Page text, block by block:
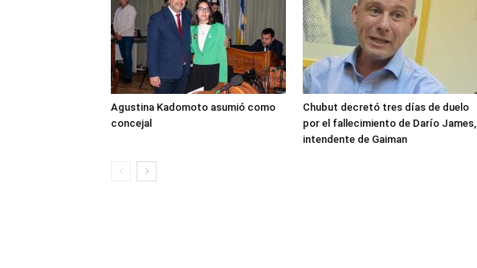
Agustina Kadomoto asumió como
concejal
Chubut decretó tres días de duelo
por el fallecimiento de Darío James,
intendente de Gaiman